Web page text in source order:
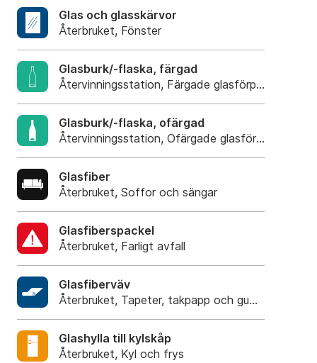
Glas och glasskärvor
Återbruket, Fönster
Glasburk/-flaska, färgad
Återvinningsstation, Färgade glasförpackningar
Glasburk/-flaska, ofärgad
Återvinningsstation, Ofärgade glasförpackning
Glasfiber
Återbruket, Soffor och sängar
Glasfiberspackel
Återbruket, Farligt avfall
Glasfiberväv
Återbruket, Tapeter, takpapp och gummi
Glashylla till kylskåp
Återbruket, Kyl och frys